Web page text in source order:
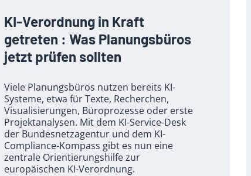
KI-Verordnung in Kraft
getreten : Was Planungsbüros
jetzt prüfen sollten
Viele Planungsbüros nutzen bereits KI-
Systeme, etwa für Texte, Recherchen,
Visualisierungen, Büroprozesse oder erste
Projektanalysen. Mit dem KI-Service-Desk
der Bundesnetzagentur und dem KI-
Compliance-Kompass gibt es nun eine
zentrale Orientierungshilfe zur
europäischen KI-Verordnung.